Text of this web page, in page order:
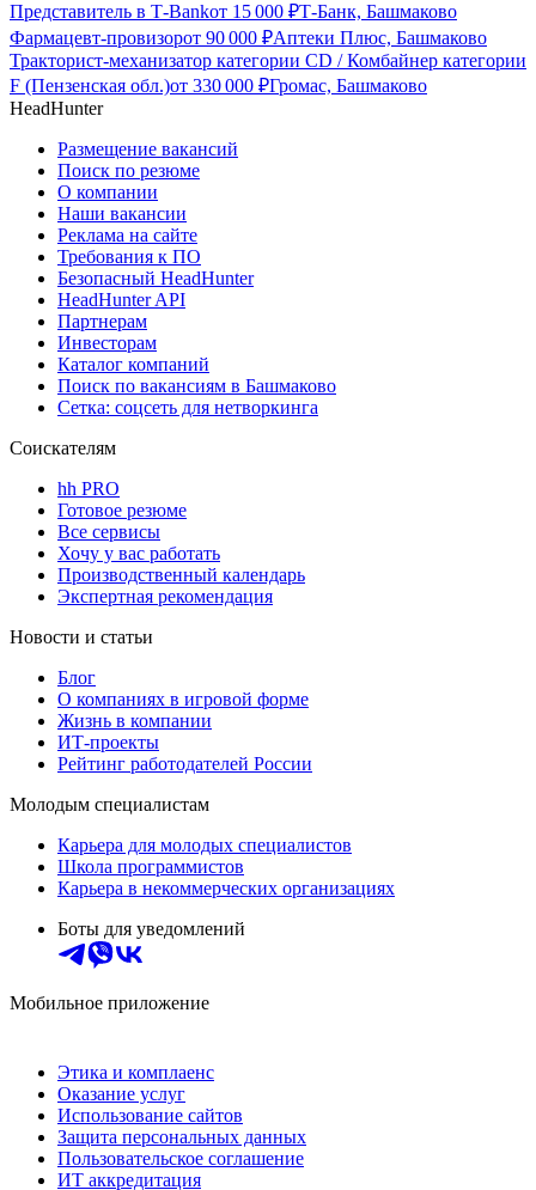
Представитель в Т-Bankот 15 000 ₽Т-Банк, Башмаково
Фармацевт-провизорот 90 000 ₽Аптеки Плюс, Башмаково
Тракторист-механизатор категории CD / Комбайнер категории
F (Пензенская обл.)от 330 000 ₽Громас, Башмаково
HeadHunter
Размещение вакансий
Поиск по резюме
О компании
Наши вакансии
Реклама на сайте
Требования к ПО
Безопасный HeadHunter
HeadHunter API
Партнерам
Инвесторам
Каталог компаний
Поиск по вакансиям в Башмаково
Сетка: соцсеть для нетворкинга
Соискателям
hh PRO
Готовое резюме
Все сервисы
Хочу у вас работать
Производственный календарь
Экспертная рекомендация
Новости и статьи
Блог
О компаниях в игровой форме
Жизнь в компании
ИТ-проекты
Рейтинг работодателей России
Молодым специалистам
Карьера для молодых специалистов
Школа программистов
Карьера в некоммерческих организациях
Боты для уведомлений
Мобильное приложение
Этика и комплаенс
Оказание услуг
Использование сайтов
Защита персональных данных
Пользовательское соглашение
ИТ аккредитация